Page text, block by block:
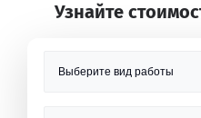
Узнайте